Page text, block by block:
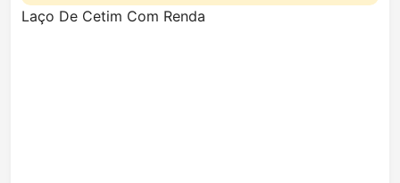
Laço De Cetim Com Renda